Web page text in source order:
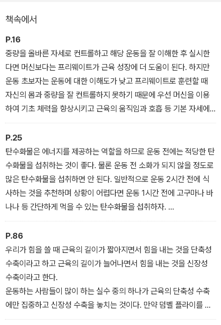
책속에서
P.16
중량을 올바른 자세로 컨트롤하고 해당 운동을 잘 이해한 후 실시한
다면 머신보다는 프리웨이트가 근육 성장에 더 도움이 된다. 하지만
운동 초보자는 운동에 대한 이해도가 낮고 프리웨이트로 훈련할 때
자신의 몸과 중량을 잘 컨트롤하지 못하기 때문에 우선 머신을 이용
하여 기초 체력을 향상시키고 근육의 움직임과 호흡 등 기본 자세에
집중하기를 권한다.
- <운동을 처음 시작한다면 머신 운동을 먼저 하라> 중에서
P.25
탄수화물은 에너지를 제공하는 역할을 하므로 운동 전에는 적당한 탄
수화물을 섭취하는 것이 좋다. 물론 운동 전 소화가 되지 않을 정도로
많은 탄수화물을 섭취하면 안 된다. 일반적으로 운동 2시간 전에 식
사하는 것을 추천하며 상황이 어렵다면 운동 1시간 전에 고구마나 바
나나 등 간단하게 먹을 수 있는 탄수화물을 섭취하자.
- <운동 전.후에는 무엇을 먹는 것이 좋을까> 중에서
P.86
우리가 힘을 쓸 때 근육의 길이가 짧아지면서 힘을 내는 것을 단축성
수축이라고 하고 근육의 길이가 늘어나면서 힘을 내는 것을 신장성
수축이라고 한다.
운동하는 사람들이 많이 하는 실수 중의 하나가 근육의 단축성 수축
에만 집중하고 신장성 수축을 놓치는 것이다. 만약 덤벨 플라이를 할
때 신장성 수축에 집중하지 않고 중력의 저항대로 덤벨을 빠르게 내